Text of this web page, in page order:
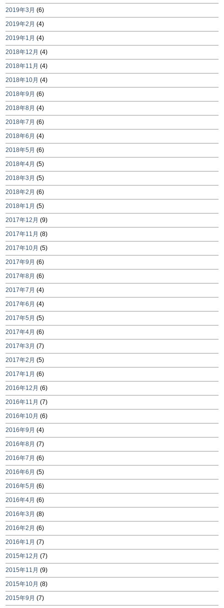
2019年3月 (6)
2019年2月 (4)
2019年1月 (4)
2018年12月 (4)
2018年11月 (4)
2018年10月 (4)
2018年9月 (6)
2018年8月 (4)
2018年7月 (6)
2018年6月 (4)
2018年5月 (6)
2018年4月 (5)
2018年3月 (5)
2018年2月 (6)
2018年1月 (5)
2017年12月 (9)
2017年11月 (8)
2017年10月 (5)
2017年9月 (6)
2017年8月 (6)
2017年7月 (4)
2017年6月 (4)
2017年5月 (5)
2017年4月 (6)
2017年3月 (7)
2017年2月 (5)
2017年1月 (6)
2016年12月 (6)
2016年11月 (7)
2016年10月 (6)
2016年9月 (4)
2016年8月 (7)
2016年7月 (6)
2016年6月 (5)
2016年5月 (6)
2016年4月 (6)
2016年3月 (8)
2016年2月 (6)
2016年1月 (7)
2015年12月 (7)
2015年11月 (9)
2015年10月 (8)
2015年9月 (7)